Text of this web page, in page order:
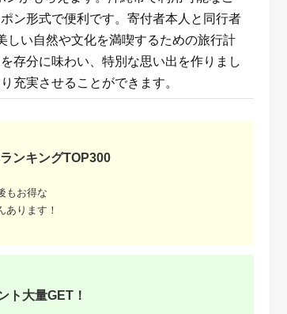
ン形式で便利です。寄付者本人と同行者
しい自然や文化を満喫するための旅行計
存分に味わい、特別な思い出を作りまし
充実させることができます。
ンキングTOP300
もお得な
あります！
ト大量GET！